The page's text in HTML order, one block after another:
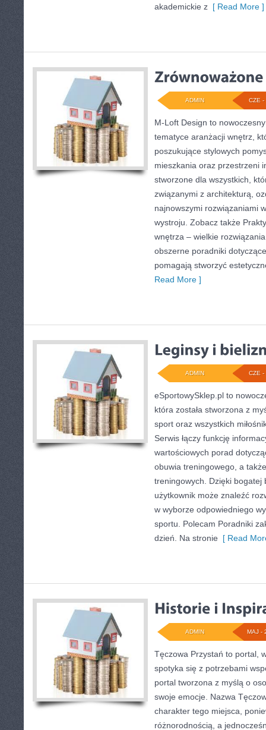
akademickie z [ Read More ]
CZE -
ADMIN
M-Loft Design to
tematyce aranżacji wnętrz,
poszukujące stylowych
mieszkania oraz przestrzeni
stworzone dla wszystkich,
związanymi z architekturą,
najnowszymi rozwiązaniami
wystroju. Zobacz także
wnętrza – wielkie
obszerne poradniki
pomagają stworzyć
Read More ]
CZE -
ADMIN
eSportowySklep.pl to
która została stworzona z
sport oraz wszystkich
Serwis łączy funkcję
wartościowych porad
obuwia treningowego, a
treningowych. Dzięki bogatej
użytkownik może znaleźć
w wyborze odpowiedniego
sportu. Polecam Poradniki
dzień. Na stronie [ Read
MAJ -
ADMIN
Tęczowa Przystań to portal,
spotyka się z potrzebami
portal tworzona z myślą o
swoje emocje. Nazwa
charakter tego miejsca,
różnorodnością, a